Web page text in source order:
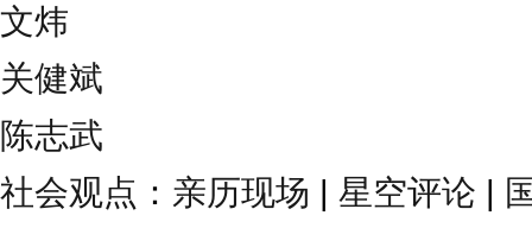
文炜
关健斌
陈志武
社会观点 ： 亲历现场 | 星空评论 |